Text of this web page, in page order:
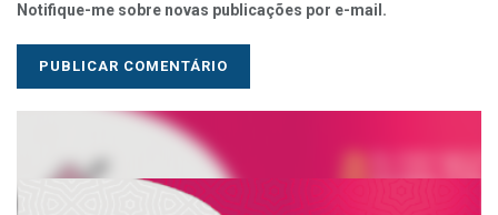
Notifique-me sobre novas publicações por e-mail.